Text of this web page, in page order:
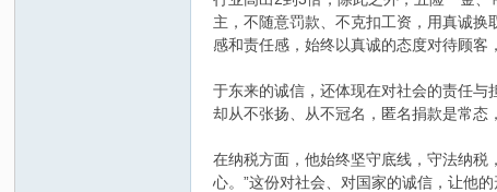
主，不随意罚款、不克扣工资，用真诚换
感和责任感，始终以真诚的态度对待顾客
于东来的诚信，还体现在对社会的责任与
却从不张扬、从不冠名，匿名捐款是常态
在纳税方面，他始终坚守底线，守法纳税
心。”这份对社会、对国家的诚信，让他